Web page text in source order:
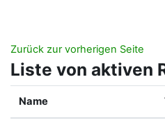
Zurück zur vorherigen Seite
Liste von aktiven
Name